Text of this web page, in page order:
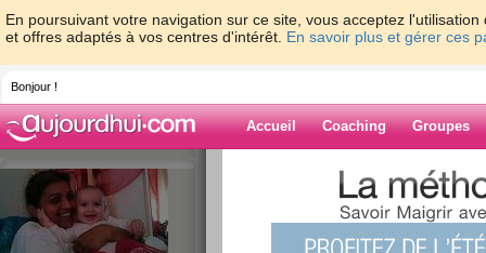
En poursuivant votre navigation sur ce site, vous acceptez
et offres adaptés à vos centres d'intérêt. En savoir plus et gérer ces
Bonjour !
Accueil Coaching Groupes
> > Je
Blog de